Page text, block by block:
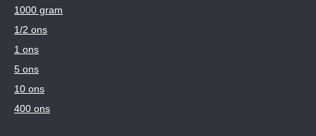
1000 gram
1/2 ons
1 ons
5 ons
10 ons
400 ons